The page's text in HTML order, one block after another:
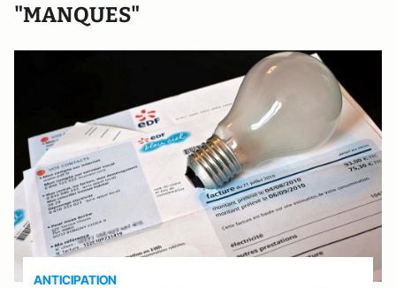
"MANQUES"
ANTICIPATION